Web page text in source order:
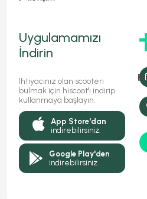
Uygulamamızı
İndirin
İhtiyacınız olan scooteri
bulmak için hiscoot'ı indirip
kullanmaya başlayın.
App Store'dan
indirebilirsiniz.
Google Play'den
indirebilirsiniz.